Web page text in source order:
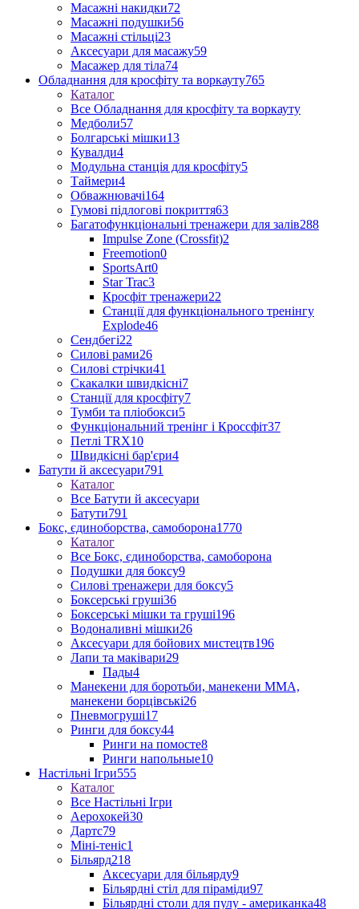
Масажні накидки72
Масажні подушки56
Масажні стільці23
Аксесуари для масажу59
Масажер для тіла74
Обладнання для кросфіту та воркауту765
Каталог
Все Обладнання для кросфіту та воркауту
Медболи57
Болгарські мішки13
Кувалди4
Модульна станція для кросфіту5
Таймери4
Обважнювачі164
Гумові підлогові покриття63
Багатофункціональні тренажери для залів288
Impulse Zone (Crossfit)2
Freemotion0
SportsArt0
Star Trac3
Кросфіт тренажери22
Станції для функціонального тренінгу
Explode46
Сендбегі22
Силові рами26
Силові стрічки41
Скакалки швидкісні7
Станції для кросфіту7
Тумби та пліобокси5
Функціональний тренінг і Кроссфіт37
Петлі TRX10
Швидкісні бар'єри4
Батути й аксесуари791
Каталог
Все Батути й аксесуари
Батути791
Бокс, єдиноборства, самоборона1770
Каталог
Все Бокс, єдиноборства, самоборона
Подушки для боксу9
Силові тренажери для боксу5
Боксерські груші36
Боксерські мішки та груші196
Водоналивні мішки26
Аксесуари для бойових мистецтв196
Лапи та маківари29
Пады4
Манекени для боротьби, манекени ММА,
манекени борцівські26
Пневмогруші17
Ринги для боксу44
Ринги на помосте8
Ринги напольные10
Настільні Ігри555
Каталог
Все Настільні Ігри
Аерохокей30
Дартс79
Міні-теніс1
Більярд218
Аксесуари для більярду9
Більярдні стіл для піраміди97
Більярдні столи для пулу - американка48